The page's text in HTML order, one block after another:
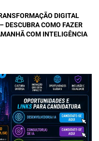
DIGITAL
DESCUBRA COMO FAZER
COM INTELIGÊNCIA